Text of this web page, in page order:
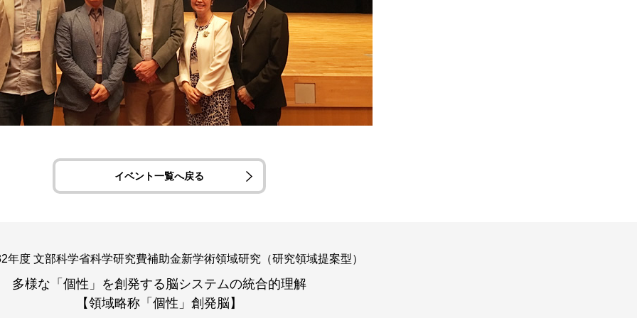
イベント一覧へ戻る
年度 文部科学省科学研究費補助金新学術領域研究（研究領域提案型）
多様な「個性」を創発する脳システムの統合的理解
【領域略称「個性」創発脳】